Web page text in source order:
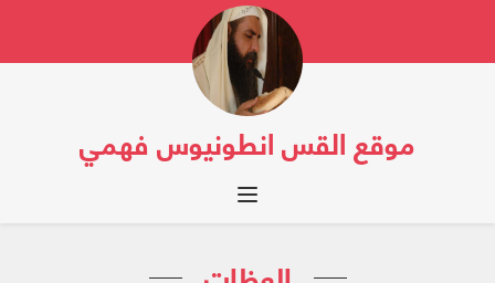
موقع القس انطونيوس فهمي
Toggle navigation